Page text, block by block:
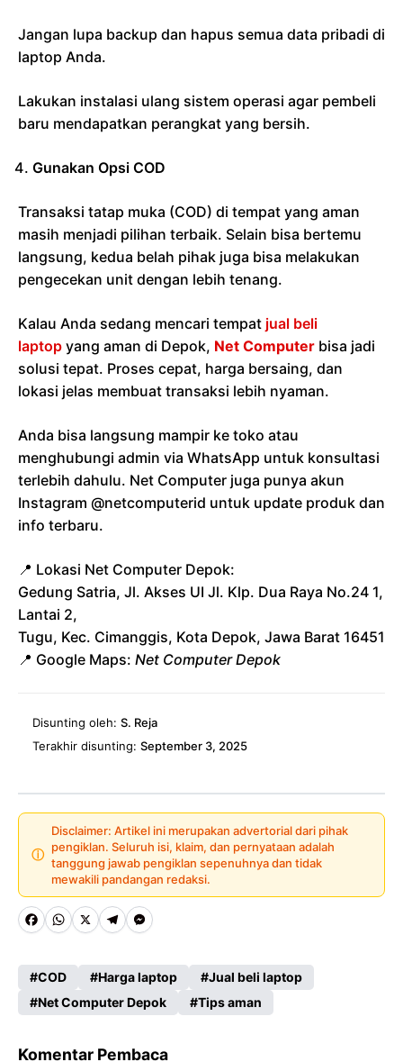
Jangan lupa backup dan hapus semua data pribadi di
laptop Anda.
Lakukan instalasi ulang sistem operasi agar pembeli
baru mendapatkan perangkat yang bersih.
Gunakan Opsi COD
Transaksi tatap muka (COD) di tempat yang aman
masih menjadi pilihan terbaik. Selain bisa bertemu
langsung, kedua belah pihak juga bisa melakukan
pengecekan unit dengan lebih tenang.
Kalau Anda sedang mencari tempat jual beli
laptop yang aman di Depok, Net Computer bisa jadi
solusi tepat. Proses cepat, harga bersaing, dan
lokasi jelas membuat transaksi lebih nyaman.
Anda bisa langsung mampir ke toko atau
menghubungi admin via WhatsApp untuk konsultasi
terlebih dahulu. Net Computer juga punya akun
Instagram @netcomputerid untuk update produk dan
info terbaru.
📍 Lokasi Net Computer Depok:
Gedung Satria, Jl. Akses UI Jl. Klp. Dua Raya No.24 1,
Lantai 2,
Tugu, Kec. Cimanggis, Kota Depok, Jawa Barat 16451
📍 Google Maps: Net Computer Depok
Disunting oleh: S. Reja
Terakhir disunting: September 3, 2025
ⓘ
Disclaimer: Artikel ini merupakan advertorial dari pihak
pengiklan. Seluruh isi, klaim, dan pernyataan adalah
tanggung jawab pengiklan sepenuhnya dan tidak
mewakili pandangan redaksi.
Fa
b
o
W
ts
A
X
Te
gr
a
M
se
n
COD Harga laptop
Jual beli laptop
Net Computer Depok
Tips aman
Komentar Pembaca